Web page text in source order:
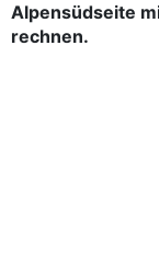
Alpensüdseite
rechnen.